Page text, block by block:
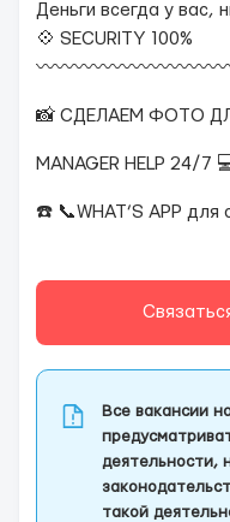
Деньги всегда у вас,
💠 SECURITY 100%
〰️〰️〰️〰️〰️〰️〰️〰️〰️
📸 СДЕЛАЕМ ФОТО
MANAGER HELP 24/7
☎️ 📞WHAT’S APP для
Все вакансии
деятельности,
такой